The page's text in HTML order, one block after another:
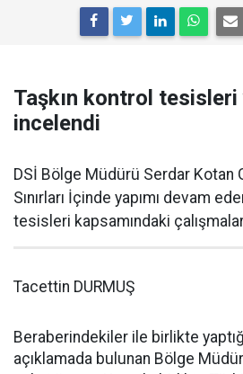
Taşkın kontrol
incelendi
DSİ Bölge Müdürü Serdar Kotan
Sınırları İçinde yapımı devam
tesisleri kapsamındaki
Tacettin DURMUŞ
Beraberindekiler ile birlikte
açıklamada bulunan Bölge